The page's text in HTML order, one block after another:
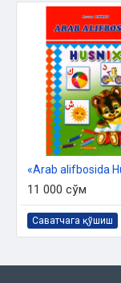
«Arab alifbosida
11 000 сўм
Саватчага қўшиш